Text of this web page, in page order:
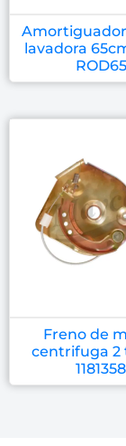
lavadora
ROD65
Freno de
centrifuga 2
1181358